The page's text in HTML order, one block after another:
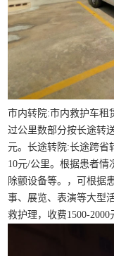
市内转院:市内救护车租
过公里数部分按长途转
元。长途转院:长途跨省
10元/公里。根据患者情
除颤设备等。，可根据
事、展览、表演等大型
救护理，收费1500-